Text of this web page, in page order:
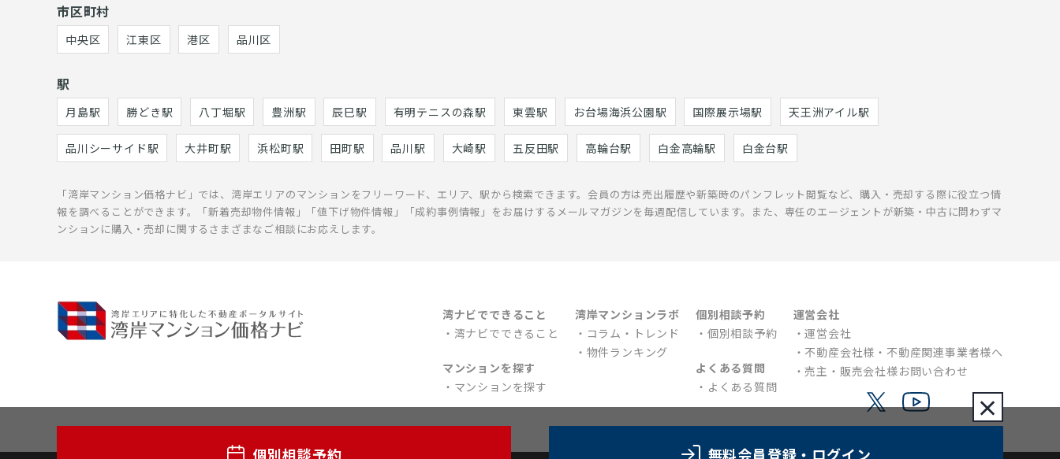
個別相談予約 無料会員登録 ・ログイン
×
市区町村
中央区 江東区 港区 品川区
駅
月島駅 勝どき駅 八丁堀駅 豊洲駅 辰巳駅 有明テニスの森駅 東雲駅 お台場海浜公園駅 国際展示場駅 天王洲アイル駅
品川シーサイド駅 大井町駅 浜松町駅 田町駅 品川駅 大崎駅 五反田駅 高輪台駅 白金高輪駅 白金台駅
「湾岸マンション価格ナビ」では、湾岸エリアのマンションをフリーワード、エリア、駅から検索できます。会員の方は売出履歴や新築時のパンフレット閲覧など、購入・売却する際に役立つ情
報を調べることができます。「新着売却物件情報」「値下げ物件情報」「成約事例情報」をお届けするメールマガジンを毎週配信しています。また、専任のエージェントが新築・中古に問わずマ
ンションに購入・売却に関するさまざまなご相談にお応えします。
湾ナビでできること
湾ナビでできること
マンションを探す
マンションを探す
湾岸マンションラボ
コラム・トレンド
物件ランキング
個別相談予約
個別相談予約
よくある質問
よくある質問
運営会社
運営会社
不動産会社様・不動産関連事業者様へ
売主・販売会社様お問い合わせ